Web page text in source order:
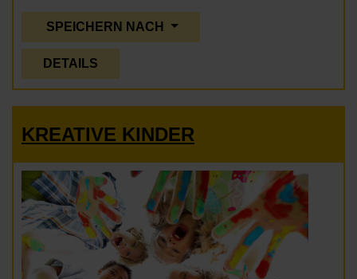
SPEICHERN NACH
DETAILS
KREATIVE KINDER